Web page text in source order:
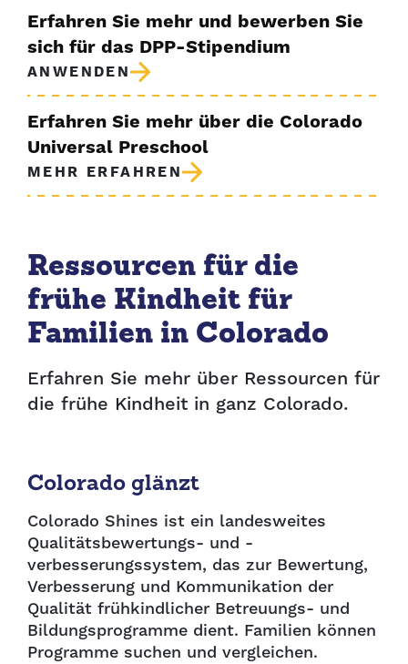
Erfahren Sie mehr und bewerben Sie
sich für das DPP-Stipendium
ANWENDEN
Erfahren Sie mehr über die Colorado
Universal Preschool
MEHR ERFAHREN
Ressourcen für die
frühe Kindheit für
Familien in Colorado
Erfahren Sie mehr über Ressourcen für
die frühe Kindheit in ganz Colorado.
Colorado glänzt
Colorado Shines ist ein landesweites
Qualitätsbewertungs- und -
verbesserungssystem, das zur Bewertung,
Verbesserung und Kommunikation der
Qualität frühkindlicher Betreuungs- und
Bildungsprogramme dient. Familien können
Programme suchen und vergleichen.